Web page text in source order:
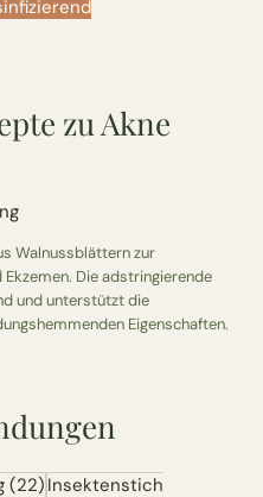
zu Akne
Walnussblättern zur
Ekzemen. Die adstringierende
und unterstützt die
Eigenschaften.
(22) Insektenstich